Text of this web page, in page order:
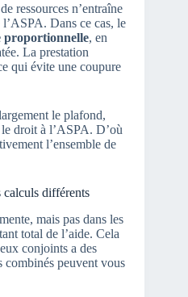
ressources n’entraîne
Dans ce cas, le
proportionnelle, en
La prestation
qui évite une coupure
le plafond,
droit à l’ASPA. D’où
l’ensemble de
calculs différents
mais pas dans les
total de l’aide. Cela
conjoints a des
combinés peuvent vous